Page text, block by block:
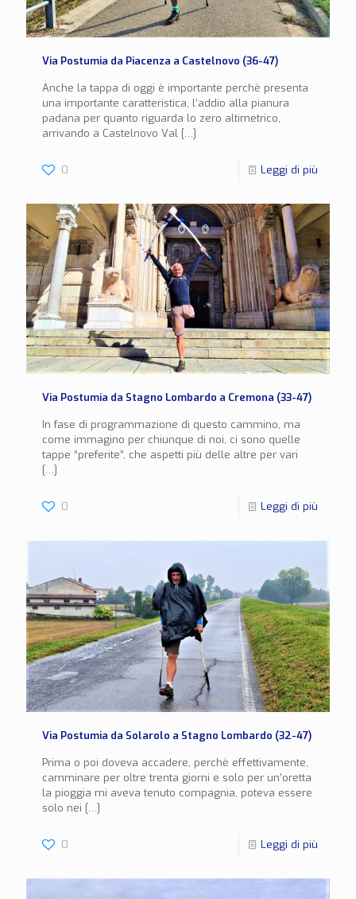
Via Postumia da Piacenza a Castelnovo (36-47)
Anche la tappa di oggi è importante perchè presenta
una importante caratteristica, l’addio alla pianura
padana per quanto riguarda lo zero altimetrico,
arrivando a Castelnovo Val […]
0 Leggi di più
Via Postumia da Stagno Lombardo a Cremona (33-47)
In fase di programmazione di questo cammino, ma
come immagino per chiunque di noi, ci sono quelle
tappe “preferite”, che aspetti più delle altre per vari
[…]
0 Leggi di più
Via Postumia da Solarolo a Stagno Lombardo (32-47)
Prima o poi doveva accadere, perchè effettivamente,
camminare per oltre trenta giorni e solo per un’oretta
la pioggia mi aveva tenuto compagnia, poteva essere
solo nei […]
0 Leggi di più